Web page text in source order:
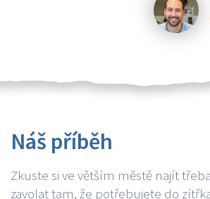
Náš příběh
Zkuste si ve větším městě najít
zavolat tam, že potřebujete do